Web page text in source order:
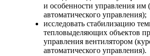
и особенности управления им
автоматического управления);
исследовать стабилизацию
тепловыделяющих объектов
управления вентилятором
автоматического управления).